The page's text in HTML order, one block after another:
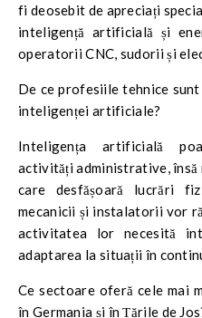
fi deosebit de apreciați
inteligență artificială și
operatorii CNC, sudorii și
De ce profesiile tehnice
inteligenței artificiale?
Inteligența artificială
activități administrative,
care desfășoară lucrări
mecanicii și instalatorii vor
activitatea lor necesită
adaptarea la situații în
Ce sectoare oferă cele mai
în Germania și în Țările de